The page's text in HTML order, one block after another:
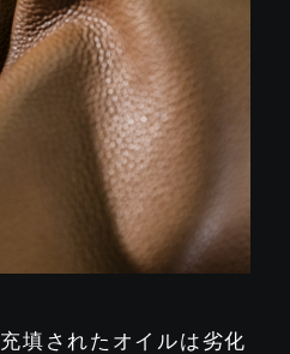
填されたオイルは劣化